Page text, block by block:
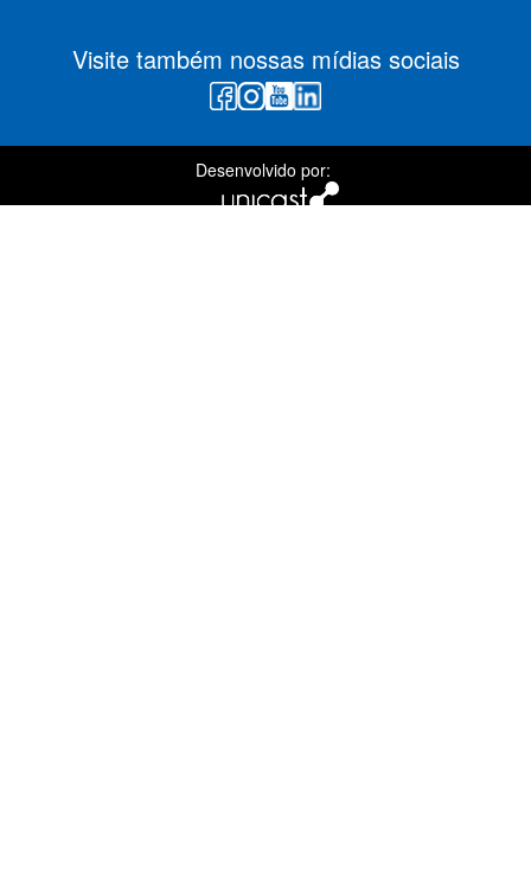
Visite também nossas mídias sociais
Desenvolvido por: